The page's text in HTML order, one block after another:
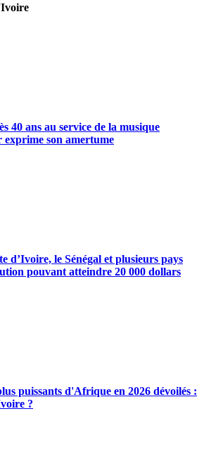
40 ans au service de la musique
son amertume
d’Ivoire, le Sénégal et plusieurs pays
pouvant atteindre 20 000 dollars
puissants d'Afrique en 2026 dévoilés :
?